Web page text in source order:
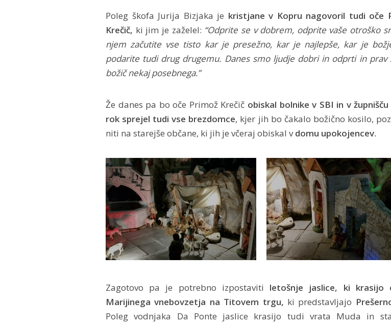
Poleg škofa Jurija Bizjaka je kristjane v Kopru nagovoril tudi oče
Krečič, ki jim je zaželel: “Odprite se v dobrem, odprite vaše otroško
njem začutite vse tisto kar je presežno, kar je najlepše, kar je
podarite tudi drug drugemu. Danes smo ljudje dobri in odprti in prav
božič nekaj posebnega.”
Že danes pa bo oče Primož Krečič obiskal bolnike v SBI in v
rok sprejel tudi vse brezdomce, kjer jih bo čakalo božično kosilo,
niti na starejše občane, ki jih je včeraj obiskal vdomu upokojencev.
Zagotovo pa je potrebno izpostaviti letošnje jaslice,
ki krasijo
Marijinega vnebovzetja na Titovem trgu, ki predstavljajo
Poleg vodnjaka Da Ponte jaslice krasijo tudi vrata Muda in